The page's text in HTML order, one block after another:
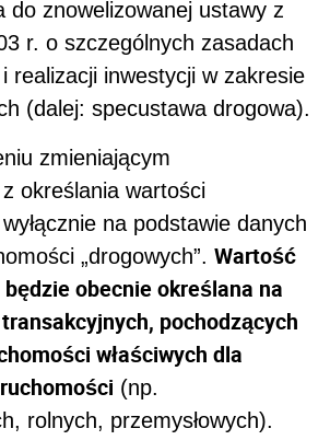
do znowelizowanej ustawy z
r. o szczególnych zasadach
realizacji inwestycji w zakresie
(dalej: specustawa drogowa).
zmieniającym
określania wartości
na podstawie danych
„drogowych”. Wartość
obecnie określana na
pochodzących
właściwych dla
(np.
rolnych, przemysłowych).